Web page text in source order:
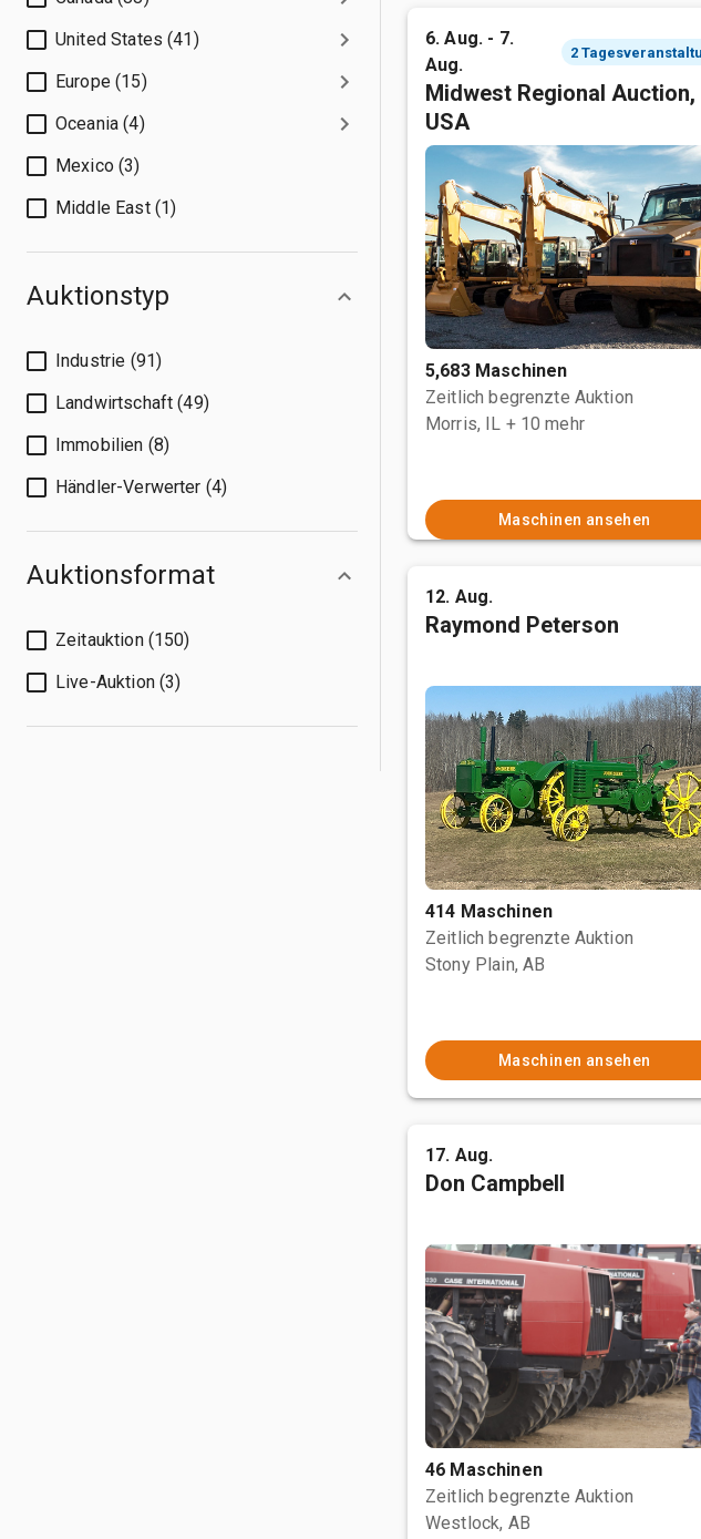
United States (41)
Europe (15)
Oceania (4)
Mexico (3)
Middle East (1)
Auktionstyp
Industrie (91)
Landwirtschaft (49)
Immobilien (8)
Händler-Verwerter (4)
Auktionsformat
Zeitauktion (150)
Live-Auktion (3)
6. Aug. - 7.
Aug.
Midwest Regional Auction,
USA
5,683 Maschinen
Zeitlich begrenzte Auktion
Morris, IL + 10 mehr
Maschinen ansehen
12. Aug.
Raymond Peterson
414 Maschinen
Zeitlich begrenzte Auktion
Stony Plain, AB
Maschinen ansehen
17. Aug.
Don Campbell
46 Maschinen
Zeitlich begrenzte Auktion
Westlock, AB